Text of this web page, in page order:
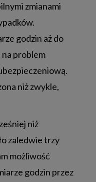
zmianami
godzin aż do
na problem
niż zwykle,
niż
zaledwie trzy
możliwość
godzin przez